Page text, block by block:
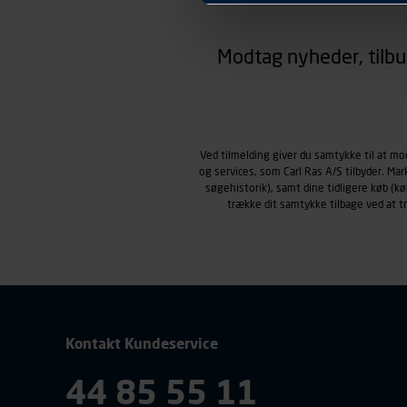
hjemmesiden ser ud eller
Markedsføringscookies
Carl Ras anvender
henblik på markedsføring,
smartphone mv.) samt de
Vi henviser endvidere til
personoplysninger.
Modtag nyheder,
Ved tilmelding giver du samtykke til at
og services, som Carl Ras A/S tilbyder.
søgehistorik), samt dine tidligere køb
trække dit samtykke tilbage ved at
Kontakt Kundeservice
44 85 55 11